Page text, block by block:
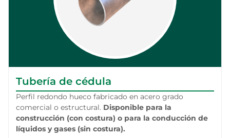
Tubería de cédula
Perfil redondo hueco fabricado en acero grado
comercial o estructural. Disponible para la
construcción (con costura) o para la conducción de
líquidos y gases (sin costura).